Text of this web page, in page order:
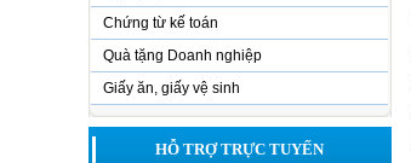
Chứng từ kế toán
Quà tặng Doanh nghiệp
Giấy ăn, giấy vệ sinh
HỖ TRỢ TRỰC TUYẾN